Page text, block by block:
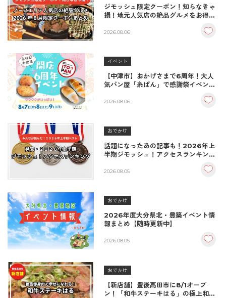
ジモッシュ限定クーポン！知らなきゃ
損！地元人気店の絶品グルメをお得に
2026.08.06
イベント
【中津市】おかげさまで6周年！大人
気パン屋「糸ぱん」で感謝祭イベント
♪（8/7〜8/9）
2026.08.06
おでかけ
話題になったあの記事も！2026年上
半期ジモッシュ！アクセスランキング
2026.08.05
おでかけ
2026年度大分県北・豊築イベント情
報まとめ【随時更新中】
2026.08.05
おでかけ
【新店舗】豊後高田市に8/1オープ
ン！「和牛ステーキはる」の極上和牛